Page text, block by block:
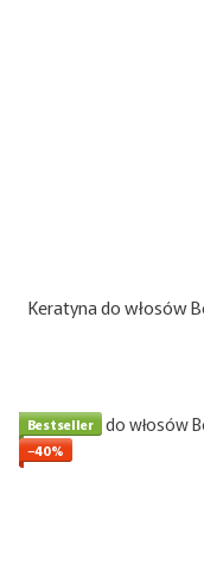
Keratyna do włosów
Bestseller
−40%